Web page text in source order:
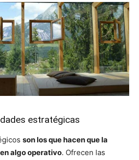
estratégicas
son los que hacen que la
algo operativo. Ofrecen las